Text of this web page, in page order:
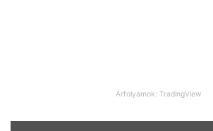
Árfolyamok: TradingView